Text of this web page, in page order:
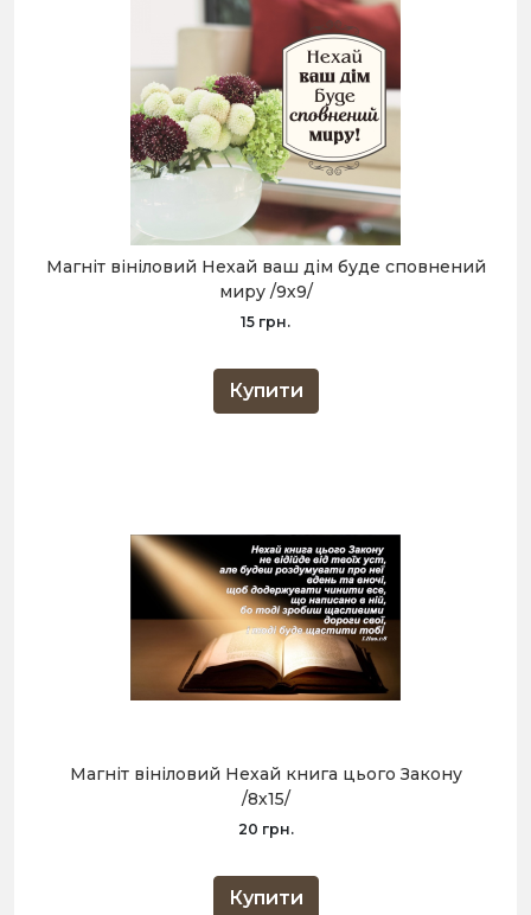
Магніт вініловий Нехай ваш дім буде сповнений
миру /9х9/
15 грн.
Купити
Магніт вініловий Нехай книга цього Закону
/8х15/
20 грн.
Купити